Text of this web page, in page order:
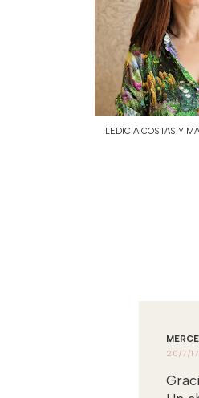
LEDICIA COSTAS Y
20/7/